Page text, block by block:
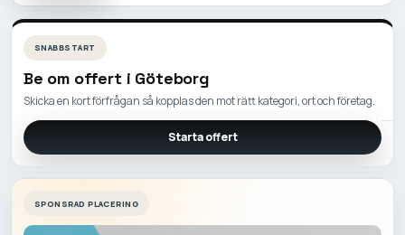
SNABBSTART
Be om offert i Göteborg
Skicka en kort förfrågan så kopplas den mot rätt kategori, ort och företag.
Starta offert
SPONSRAD PLACERING